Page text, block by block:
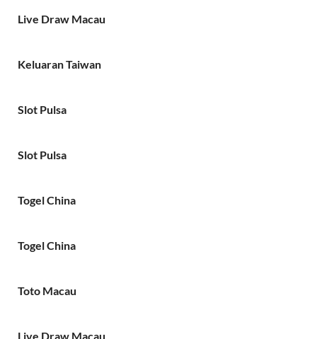
Live Draw Macau
Keluaran Taiwan
Slot Pulsa
Slot Pulsa
Togel China
Togel China
Toto Macau
Live Draw Macau